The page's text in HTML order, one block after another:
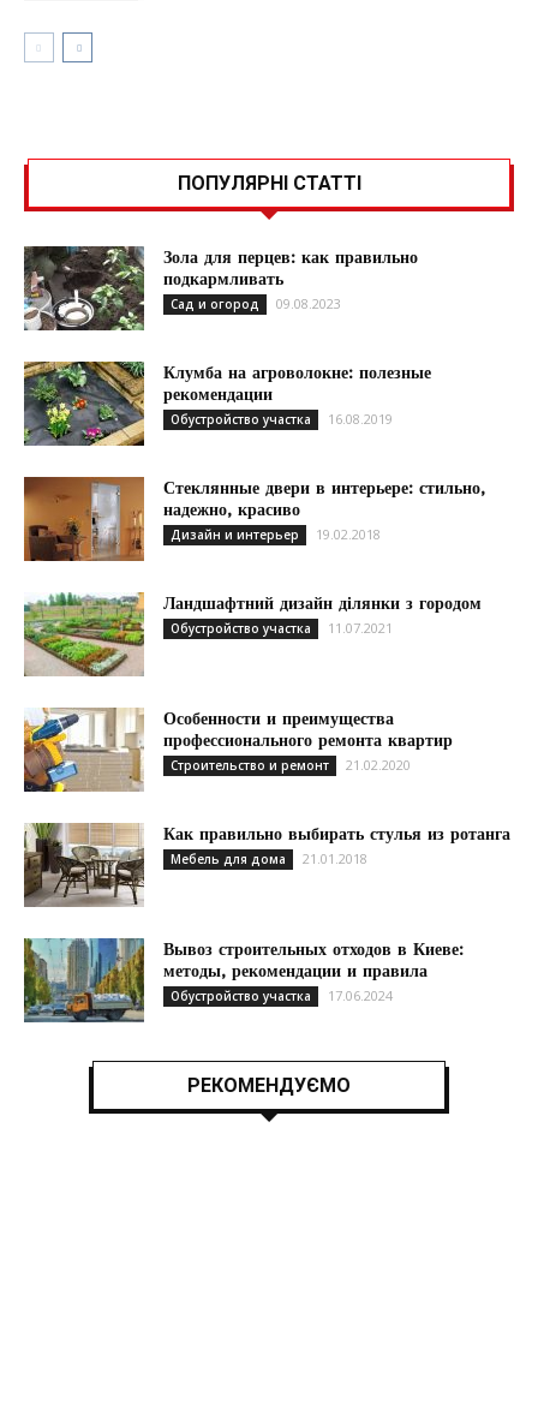
ПОПУЛЯРНІ СТАТТІ
Зола для перцев: как правильно
подкармливать
Сад и огород 09.08.2023
Клумба на агроволокне: полезные
рекомендации
Обустройство участка 16.08.2019
Стеклянные двери в интерьере: стильно,
надежно, красиво
Дизайн и интерьер 19.02.2018
Ландшафтний дизайн ділянки з городом
Обустройство участка 11.07.2021
Особенности и преимущества
профессионального ремонта квартир
Строительство и ремонт 21.02.2020
Как правильно выбирать стулья из ротанга
Мебель для дома 21.01.2018
Вывоз строительных отходов в Киеве:
методы, рекомендации и правила
Обустройство участка 17.06.2024
РЕКОМЕНДУЄМО